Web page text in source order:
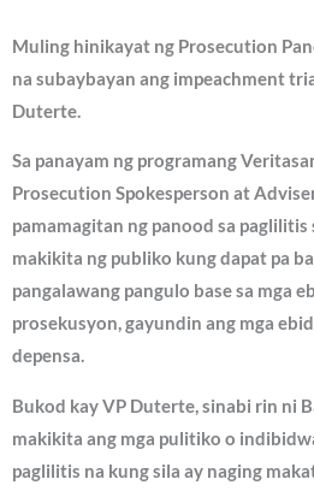
Muling hinikayat ng Prosecution
na subaybayan ang impeachment
Duterte.
Sa panayam ng programang
Prosecution Spokesperson at
pamamagitan ng panood sa paglilitis
makikita ng publiko kung dapat pa
pangalawang pangulo base sa mga
prosekusyon, gayundin ang mga
depensa.
Bukod kay VP Duterte, sinabi rin ni
makikita ang mga pulitiko o
paglilitis na kung sila ay naging